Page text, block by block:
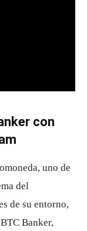
con
uno de
del
de su entorno,
Banker,